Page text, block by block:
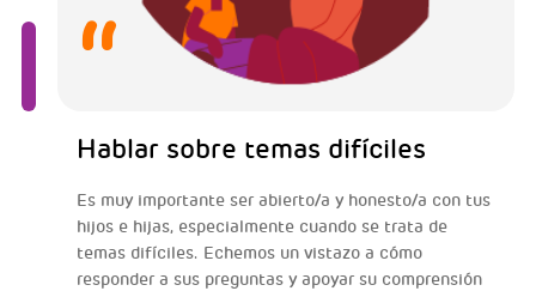
Hablar sobre temas difíciles
Es muy importante ser abierto/a y honesto/a con tus
hijos e hijas, especialmente cuando se trata de
temas difíciles. Echemos un vistazo a cómo
responder a sus preguntas y apoyar su comprensión